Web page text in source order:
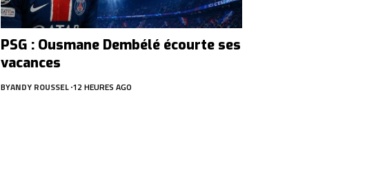
PSG : Ousmane Dembélé écourte ses
vacances
BYANDY ROUSSEL 12 HEURES AGO